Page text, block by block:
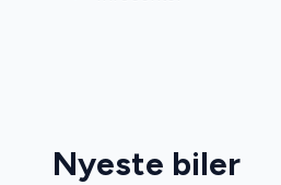
Nyeste biler